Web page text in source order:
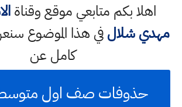
اهلا بكم متابعي موقع وقناة
مهدي شلالفي هذا الموضوع
كامل عن